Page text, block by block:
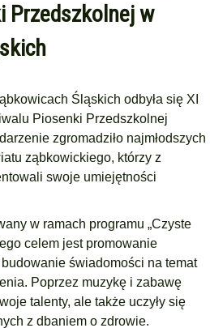
Przedszkolnej w
Śląskich odbyła się XI
Piosenki Przedszkolnej
zgromadziło najmłodszych
ząbkowickiego, którzy z
swoje umiejętności
w ramach programu „Czyste
celem jest promowanie
świadomości na temat
Poprzez muzykę i zabawę
talenty, ale także uczyły się
z dbaniem o zdrowie.